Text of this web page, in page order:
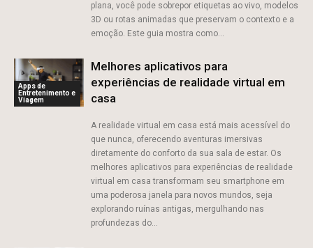
plana, você pode sobrepor etiquetas ao vivo, modelos
3D ou rotas animadas que preservam o contexto e a
emoção. Este guia mostra como...
Apps de
Entretenimento e
Viagem
Melhores aplicativos para
experiências de realidade virtual em
casa
A realidade virtual em casa está mais acessível do
que nunca, oferecendo aventuras imersivas
diretamente do conforto da sua sala de estar. Os
melhores aplicativos para experiências de realidade
virtual em casa transformam seu smartphone em
uma poderosa janela para novos mundos, seja
explorando ruínas antigas, mergulhando nas
profundezas do...